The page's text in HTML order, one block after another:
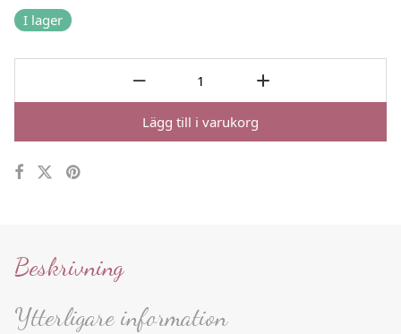
I lager
Lägg till i varukorg
Beskrivning
Ytterligare information